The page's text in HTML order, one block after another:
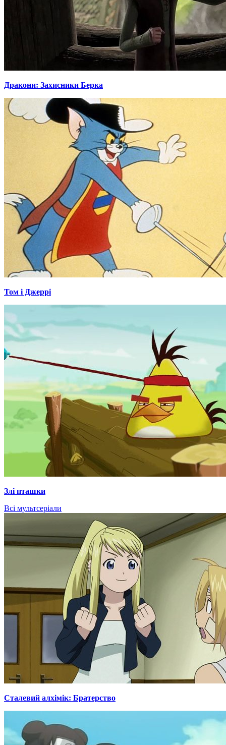
Дракони: Захисники Берка
Том і Джеррі
Злі пташки
Всі мультсеріали
Сталевий алхімік: Братерство